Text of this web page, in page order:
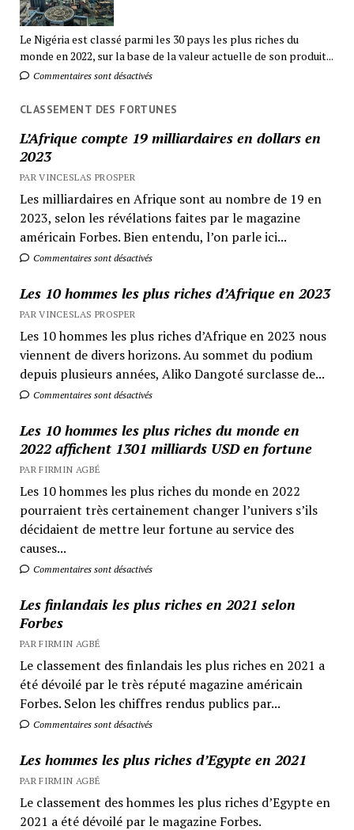
Le Nigéria est classé parmi les 30 pays les plus riches du
monde en 2022, sur la base de la valeur actuelle de son produit...
Commentaires sont désactivés
CLASSEMENT DES FORTUNES
L’Afrique compte 19 milliardaires en dollars en
2023
PAR VINCESLAS PROSPER
Les milliardaires en Afrique sont au nombre de 19 en
2023, selon les révélations faites par le magazine
américain Forbes. Bien entendu, l’on parle ici...
Commentaires sont désactivés
Les 10 hommes les plus riches d’Afrique en 2023
PAR VINCESLAS PROSPER
Les 10 hommes les plus riches d’Afrique en 2023 nous
viennent de divers horizons. Au sommet du podium
depuis plusieurs années, Aliko Dangoté surclasse de...
Commentaires sont désactivés
Les 10 hommes les plus riches du monde en
2022 affichent 1301 milliards USD en fortune
PAR FIRMIN AGBÉ
Les 10 hommes les plus riches du monde en 2022
pourraient très certainement changer l’univers s’ils
décidaient de mettre leur fortune au service des
causes...
Commentaires sont désactivés
Les finlandais les plus riches en 2021 selon
Forbes
PAR FIRMIN AGBÉ
Le classement des finlandais les plus riches en 2021 a
été dévoilé par le très réputé magazine américain
Forbes. Selon les chiffres rendus publics par...
Commentaires sont désactivés
Les hommes les plus riches d’Egypte en 2021
PAR FIRMIN AGBÉ
Le classement des hommes les plus riches d’Egypte en
2021 a été dévoilé par le magazine Forbes.